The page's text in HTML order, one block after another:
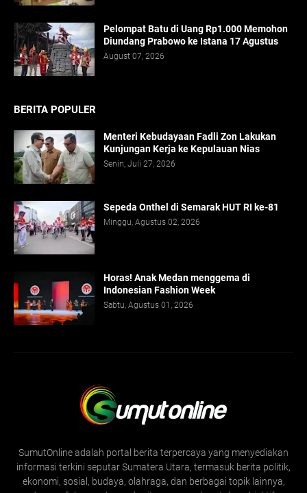
Pelompat Batu di Uang Rp1.000 Memohon
Diundang Prabowo ke Istana 17 Agustus
August 07, 2026
BERITA POPULER
Menteri Kebudayaan Fadli Zon Lakukan
Kunjungan Kerja ke Kepulauan Nias
Senin, Juli 27, 2026
Sepeda Onthel di Semarak HUT RI ke-81
Minggu, Agustus 02, 2026
Horas! Anak Medan menggema di
Indonesian Fashion Week
Sabtu, Agustus 01, 2026
SumutOnline adalah portal berita terpercaya yang menyediakan
informasi terkini seputar Sumatera Utara, termasuk berita politik,
ekonomi, sosial, budaya, olahraga, dan berbagai topik lainnya,